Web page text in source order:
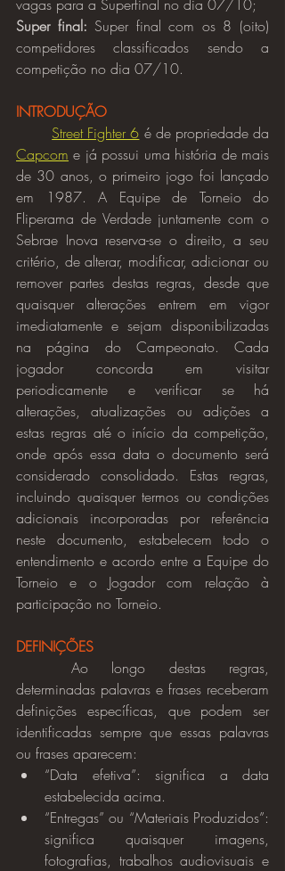
vagas para a Superfinal no dia 07/10;
Super final: Super final com os 8 (oito)
competidores classificados sendo a
competição no dia 07/10.
INTRODUÇÃO
Street Fighter 6
Capcom e já possui uma história de mais
de 30 anos, o primeiro jogo foi lançado
em 1987. A Equipe de Torneio do
Fliperama de Verdade juntamente com o
Sebrae Inova reserva-se o direito, a seu
critério, de alterar, modificar, adicionar ou
remover partes destas regras, desde que
quaisquer alterações entrem em vigor
imediatamente e sejam disponibilizadas
na página do Campeonato. Cada
jogador concorda em visitar
periodicamente e verificar se há
alterações, atualizações ou adições a
estas regras até o início da competição,
onde após essa data o documento será
considerado consolidado. Estas regras,
incluindo quaisquer termos ou condições
adicionais incorporadas por referência
neste documento, estabelecem todo o
entendimento e acordo entre a Equipe do
Torneio e o Jogador com relação à
participação no Torneio.
DEFINIÇÕES
determinadas palavras e frases receberam
definições específicas, que podem ser
identificadas sempre que essas palavras
ou frases aparecem:
“Data efetiva”: significa a data
estabelecida acima.
“Entregas” ou “Materiais Produzidos”:
significa quaisquer imagens,
fotografias, trabalhos audiovisuais e